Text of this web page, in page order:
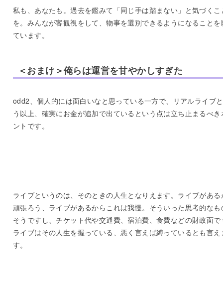
私も、あなたも。過去を鑑みて「同じ手は踏まない」と気づくこ
を。みんなが客観視をして、物事を選別できるようになることを
ています。
＜おまけ＞俺らは運営を甘やかしすぎた
odd2、個人的には面白いなと思っている一方で、リアルライブ
う以上、確実にお金が追加で出ているという点は立ち止まるべき
ントです。
ライブというのは、そのときの人生となりえます。ライブがある
頑張ろう、ライブがあるからこれは我慢。そういった思考的なも
そうですし、チケット代や交通費、宿泊費、食費などの財政面で
ライブはその人生を握っている、悪く言えば縛っているとも言え
す。